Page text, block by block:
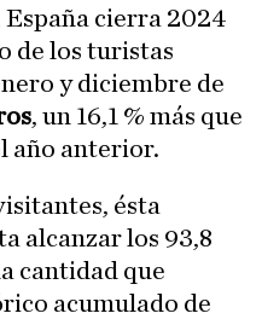
cierra 2024
de los turistas
y diciembre de
, un 16,1 % más que
año anterior.
ésta
alcanzar los 93,8
cantidad que
acumulado de